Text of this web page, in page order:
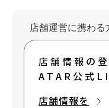
店舗運営に携わる
店舗情報の
ATAR公式
店舗情報を